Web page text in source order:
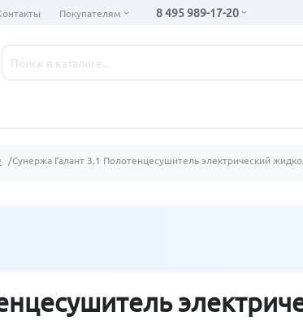
Покупателям 8 495 989-17-20
Сунержа Галант 3.1 Полотенцесушитель электрический